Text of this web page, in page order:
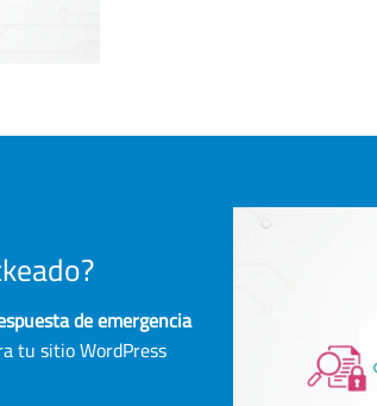
de emergencia
tu sitio WordPress